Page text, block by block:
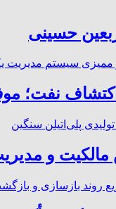
حسینی
و مدیریت